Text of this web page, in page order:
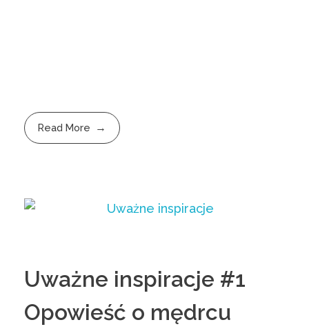
Read More
Uważne inspiracje #1
Opowieść o mędrcu